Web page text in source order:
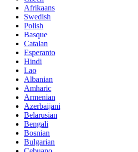
Afrikaans
Swedish
Polish
Basque
Catalan
Esperanto
Hindi
Lao
Albanian
Amharic
Armenian
Azerbaijani
Belarusian
Bengali
Bosnian
Bulgarian